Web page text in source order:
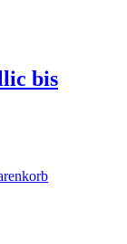
bis